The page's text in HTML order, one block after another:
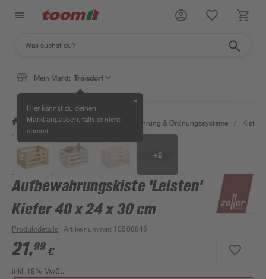
Mein Markt: Troisdorf
Hier kannst du deinen
Markt anpassen , falls er nicht
stimmt.
✕
/ Wohnen & Haushalt / Aufbewahrung & Ordnungssysteme / Kisten
+2
Aufbewahrungskiste 'Leisten'
Kiefer 40 x 24 x 30 cm
Produktdetails | Artikelnummer: 10508845
21,99 €
inkl. 19% MwSt.